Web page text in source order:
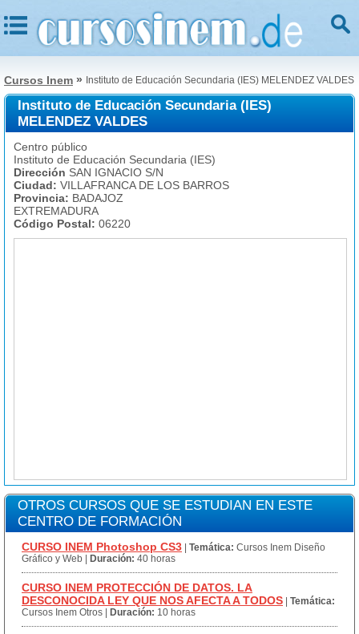
Cursos Inem » Instituto de Educación Secundaria (IES) MELENDEZ VALDES
Instituto de Educación Secundaria (IES)
MELENDEZ VALDES
Centro público
Instituto de Educación Secundaria (IES)
Dirección SAN IGNACIO S/N
Ciudad: VILLAFRANCA DE LOS BARROS
Provincia: BADAJOZ
EXTREMADURA
Código Postal: 06220
OTROS CURSOS QUE SE ESTUDIAN EN ESTE
CENTRO DE FORMACIÓN
CURSO INEM Photoshop CS3 Temática: Cursos Inem Diseño
Gráfico y Web
Duración: 40 horas
CURSO INEM PROTECCIÓN DE DATOS. LA
DESCONOCIDA LEY QUE NOS AFECTA A TODOS
Temática:
Cursos Inem Otros
Duración: 10 horas